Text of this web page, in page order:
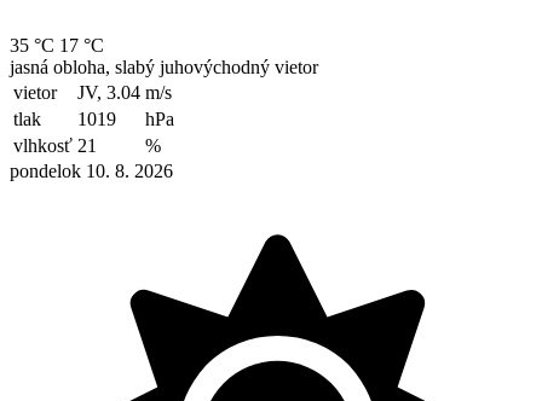
35 °C 17 °C
jasná obloha, slabý juhovýchodný vietor
vietor
JV, 3.04 m/s
tlak
1019
hPa
vlhkosť 21
%
pondelok 10. 8. 2026